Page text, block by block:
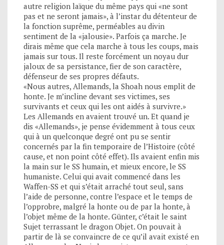
autre religion laïque du même pays qui «ne sont
pas et ne seront jamais», à l’instar du détenteur de
la fonction suprême, perméables au divin
sentiment de la «jalousie». Parfois ça marche. Je
dirais même que cela marche à tous les coups, mais
jamais sur tous. Il reste forcément un noyau dur
jaloux de sa persistance, fier de son caractère,
défenseur de ses propres défauts.
«Nous autres, Allemands, la Shoah nous emplit de
honte. Je m’incline devant ses victimes, ses
survivants et ceux qui les ont aidés à survivre.»
Les Allemands en avaient trouvé un. Et quand je
dis «Allemands», je pense évidemment à tous ceux
qui à un quelconque degré ont pu se sentir
concernés par la fin temporaire de l’Histoire (côté
cause, et non point côté effet). Ils avaient enfin mis
la main sur le SS humain, et mieux encore, le SS
humaniste. Celui qui avait commencé dans les
Waffen-SS et qui s’était arraché tout seul, sans
l’aide de personne, contre l’espace et le temps de
l’opprobre, malgré la honte ou de par la honte, à
l’objet même de la honte. Günter, c’était le saint
Sujet terrassant le dragon Objet. On pouvait à
partir de là se convaincre de ce qu’il avait existé en